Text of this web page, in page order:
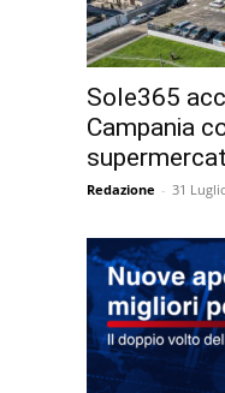
Sole365
Campania
Redazione - 31